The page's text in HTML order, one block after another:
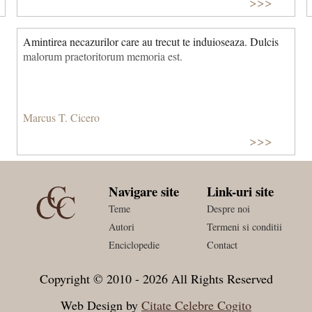
Amintirea necazurilor care au trecut te induioseaza. Dulcis
malorum praetoritorum memoria est.
Marcus T. Cicero
>>>
Navigare site
Teme
Autori
Enciclopedie
Link-uri site
Despre noi
Termeni si conditii
Contact
Copyright © 2010 - 2026 All Rights Reserved
Web Design by Citate Celebre Cogito